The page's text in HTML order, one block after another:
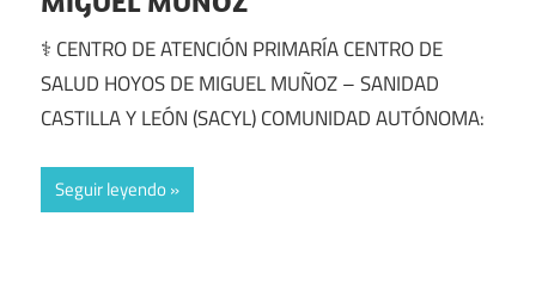
⚕️ CENTRO DE ATENCIÓN PRIMARÍA CENTRO DE
SALUD HOYOS DE MIGUEL MUÑOZ – SANIDAD
CASTILLA Y LEÓN (SACYL) COMUNIDAD AUTÓNOMA:
Seguir leyendo